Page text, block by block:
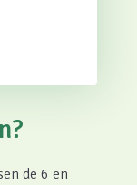
de 6 en